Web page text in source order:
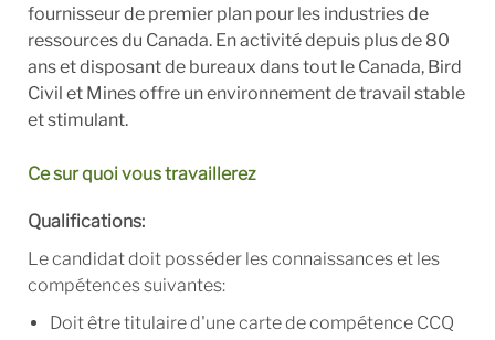
fournisseur de premier plan pour les industries de
ressources du Canada. En activité depuis plus de 80
ans et disposant de bureaux dans tout le Canada, Bird
Civil et Mines offre un environnement de travail stable
et stimulant.
Ce sur quoi vous travaillerez
Qualifications:
Le candidat doit posséder les connaissances et les
compétences suivantes:
Doit être titulaire d'une carte de compétence CCQ